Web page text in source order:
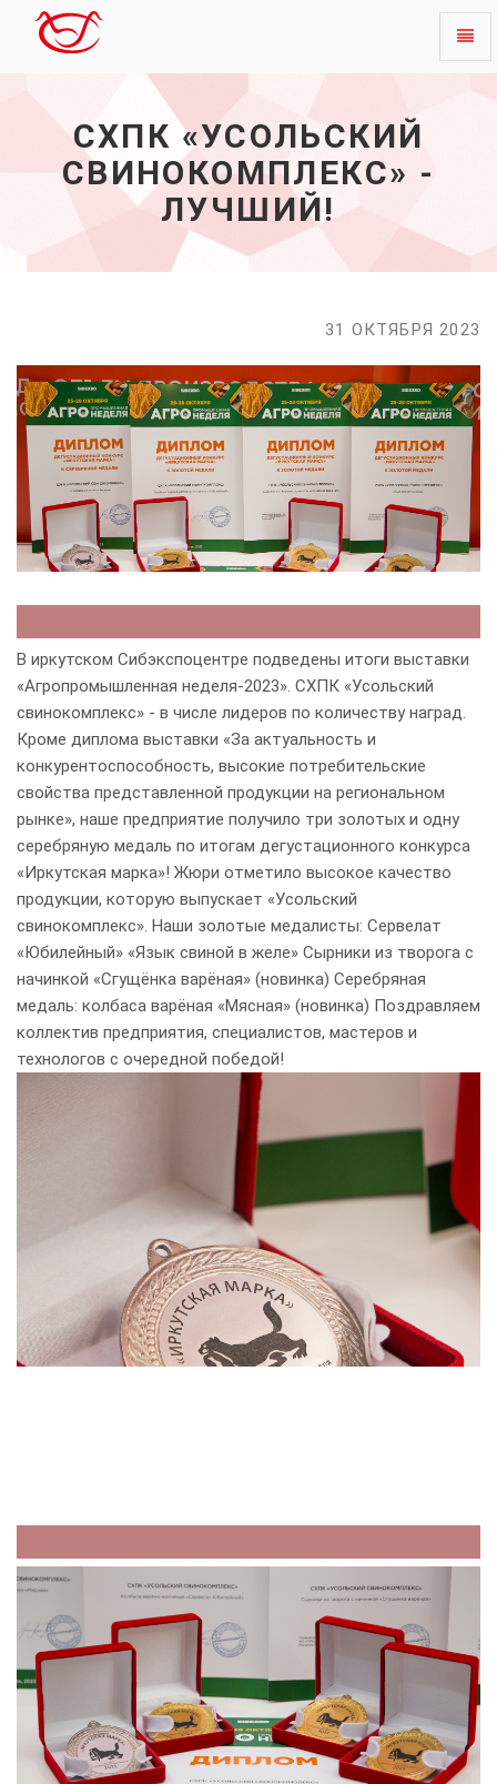
свинокомплекс»
лучший!СХПК «УСОЛЬСКИЙ
СВИНОКОМПЛЕКС» -
ЛУЧШИЙ!
31 ОКТЯБРЯ 2023
В иркутском Сибэкспоцентре подведены итоги выставки
«Агропромышленная неделя-2023». СХПК «Усольский
свинокомплекс» - в числе лидеров по количеству наград.
Кроме диплома выставки «За актуальность и
конкурентоспособность, высокие потребительские
свойства представленной продукции на региональном
рынке», наше предприятие получило три золотых и одну
серебряную медаль по итогам дегустационного конкурса
«Иркутская марка»! Жюри отметило высокое качество
продукции, которую выпускает «Усольский
свинокомплекс». Наши золотые медалисты: Сервелат
«Юбилейный» «Язык свиной в желе» Сырники из творога с
начинкой «Сгущёнка варёная» (новинка) Серебряная
медаль: колбаса варёная «Мясная» (новинка) Поздравляем
коллектив предприятия, специалистов, мастеров и
технологов с очередной победой!